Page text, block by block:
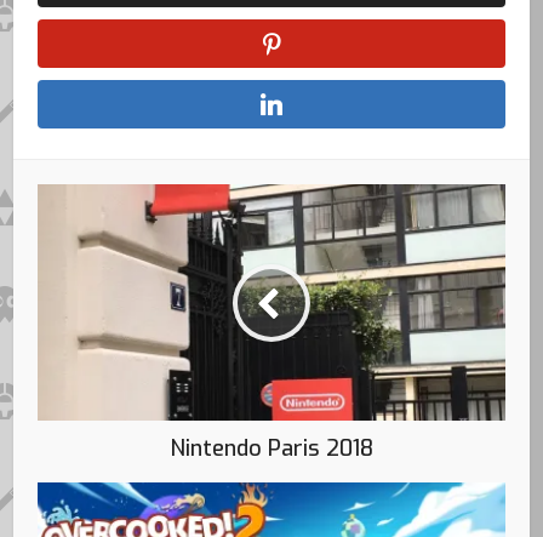
Nintendo Paris 2018